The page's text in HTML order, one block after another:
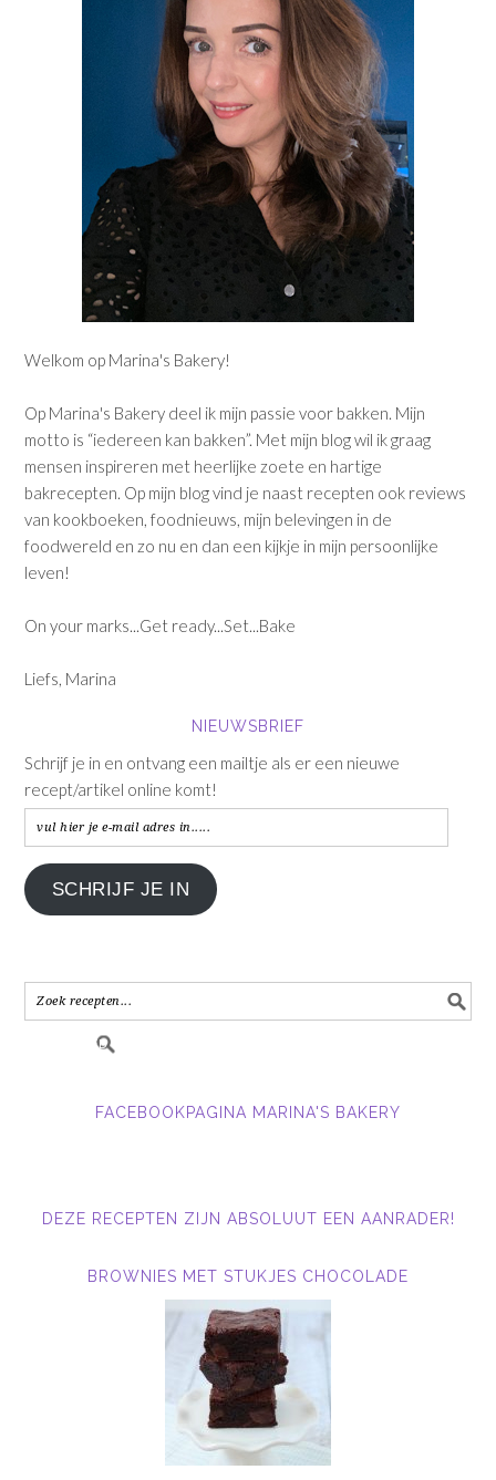
Welkom op Marina's Bakery!
Op Marina's Bakery deel ik mijn passie voor bakken. Mijn
motto is “iedereen kan bakken”. Met mijn blog wil ik graag
mensen inspireren met heerlijke zoete en hartige
bakrecepten. Op mijn blog vind je naast recepten ook reviews
van kookboeken, foodnieuws, mijn belevingen in de
foodwereld en zo nu en dan een kijkje in mijn persoonlijke
leven!
On your marks...Get ready...Set...Bake
Liefs, Marina
NIEUWSBRIEF
Schrijf je in en ontvang een mailtje als er een nieuwe
recept/artikel online komt!
vul
hier
je
e-
in.....
SCHRIJF JE IN
FACEBOOKPAGINA MARINA'S BAKERY
DEZE RECEPTEN ZIJN ABSOLUUT EEN AANRADER!
BROWNIES MET STUKJES CHOCOLADE